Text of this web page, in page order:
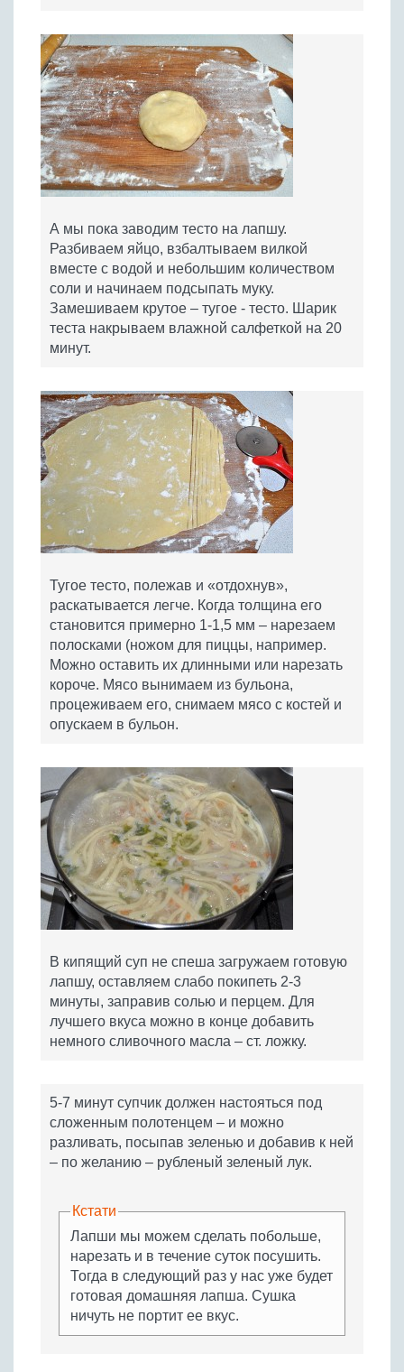
А мы пока заводим тесто на лапшу.
Разбиваем яйцо, взбалтываем вилкой
вместе с водой и небольшим количеством
соли и начинаем подсыпать муку.
Замешиваем крутое – тугое - тесто. Шарик
теста накрываем влажной салфеткой на 20
минут.
Тугое тесто, полежав и «отдохнув»,
раскатывается легче. Когда толщина его
становится примерно 1-1,5 мм – нарезаем
полосками (ножом для пиццы, например.
Можно оставить их длинными или нарезать
короче. Мясо вынимаем из бульона,
процеживаем его, снимаем мясо с костей и
опускаем в бульон.
В кипящий суп не спеша загружаем готовую
лапшу, оставляем слабо покипеть 2-3
минуты, заправив солью и перцем. Для
лучшего вкуса можно в конце добавить
немного сливочного масла – ст. ложку.
5-7 минут супчик должен настояться под
сложенным полотенцем – и можно
разливать, посыпав зеленью и добавив к ней
– по желанию – рубленый зеленый лук.
Кстати
Лапши мы можем сделать побольше,
нарезать и в течение суток посушить.
Тогда в следующий раз у нас уже будет
готовая домашняя лапша. Сушка
ничуть не портит ее вкус.